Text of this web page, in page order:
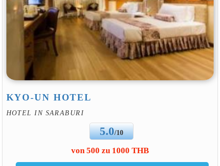
KYO-UN HOTEL
HOTEL IN SARABURI
5.0/10
von 500 zu 1000 THB